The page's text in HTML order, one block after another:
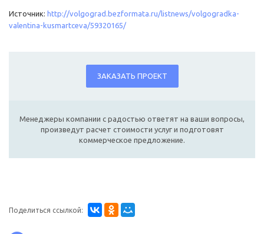
Источник: http://volgograd.bezformata.ru/listnews/volgogradka-
valentina-kusmartceva/59320165/
ЗАКАЗАТЬ ПРОЕКТ
Менеджеры компании с радостью ответят на ваши вопросы,
произведут расчет стоимости услуг и подготовят
коммерческое предложение.
Поделиться ссылкой: